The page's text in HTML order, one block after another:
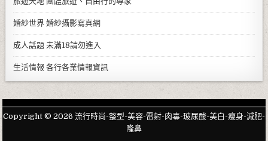
婚紗世界 婚紗攝影寫真網
成人話題 未滿18請勿進入
生活情報 各行各業情報資訊
Copyright © 2026 流行時尚-整型-美容-雷射-肉毒-玻尿酸-美白-瘦身-減肥-
隆鼻